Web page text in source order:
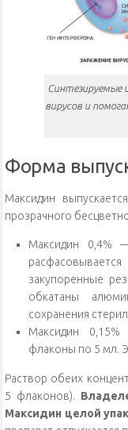
вирусов и
Форма
Максидин
прозрачного
Максидин 0,4%
закупоренные
обкатаны
сохранения
Максидин
флаконы по 5 мл.
Раствор обеих
5 флаконов).
Максидин целой